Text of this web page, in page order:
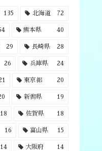
135 北海道 72
熊本県 40
29 長崎県 28
26 兵庫県 24
東京都 20
新潟県 19
18 佐賀県 18
16 富山県 15
14 大阪府 14